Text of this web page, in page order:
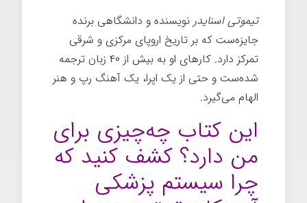
تیموتی اسنایدر نویسنده و دانشگاهی برنده
جایزه‌ست که بر تاریخ اروپای مرکزی و شرقی
تمرکز دارد. کارهای او به بیش از ۴۰ زبان ترجمه
شده‌ست و حتی از یک اپرا، یک آهنگ رپ و هنر
الهام می‌گیرد.
این کتاب چه‌چیزی برای
من دارد؟ کشف کنید که
چرا سیستم پزشکی